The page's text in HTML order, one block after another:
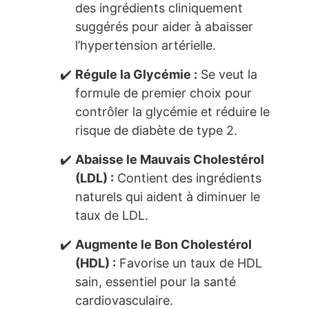
des ingrédients cliniquement
suggérés pour aider à abaisser
l’hypertension artérielle.
Régule la Glycémie : Se veut la
formule de premier choix pour
contrôler la glycémie et réduire le
risque de diabète de type 2.
Abaisse le Mauvais Cholestérol
(LDL) : Contient des ingrédients
naturels qui aident à diminuer le
taux de LDL.
Augmente le Bon Cholestérol
(HDL) : Favorise un taux de HDL
sain, essentiel pour la santé
cardiovasculaire.